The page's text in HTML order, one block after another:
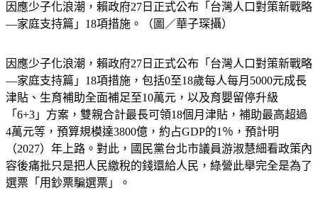
—家庭支持篇」18項措施。（圖／華子琛攝）
—家庭支持篇」18項措施，包括0至18歲每人每月5000元成長
津貼、生育補助全面補足至10萬元，以及育嬰留停升級
「6+3」方案，雙親合計最長可領18個月津貼，補助最高超過
4萬元等，預算規模達3800億，約占GDP的1％，預計明
（2027）年上路。對此，國民黨台北市議員游淑慧細看政策內
容後痛批只是把人民繳稅的錢還給人民，綠營此舉完全是為了
選票「用鈔票騙選票」。